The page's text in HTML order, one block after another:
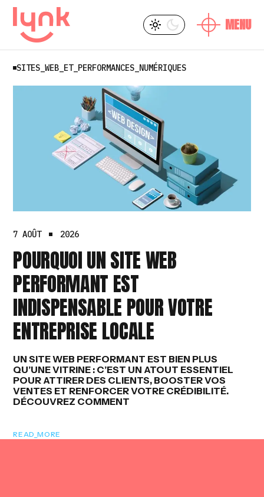
SKIP
THE
CONTENT
L Y
L
SITES_WEB_ET_PERFORMANCES_NUMÉRIQUES
7 AOÛT 2026
POURQUOI UN SITE WEB
PERFORMANT EST
INDISPENSABLE POUR VOTRE
ENTREPRISE LOCALE
UN SITE WEB PERFORMANT EST BIEN PLUS
QU’UNE VITRINE : C’EST UN ATOUT ESSENTIEL
POUR ATTIRER DES CLIENTS, BOOSTER VOS
VENTES ET RENFORCER VOTRE CRÉDIBILITÉ.
DÉCOUVREZ COMMENT
READ_MORE